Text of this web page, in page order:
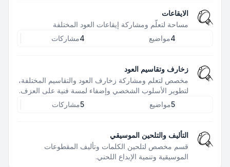
الايقاعات
مساحة لتعلّم ومشاركة إيقاعات العود المختلفة
4مواضيع 4مشاركات
زخارف وتقاسيم العود
مخصص لتعلم ومشاركة زخارف العود والتقاسيم المختلفة،
لتطوير الأسلوب الشخصي وإضفاء لمسة فنية على العزف.
5مواضيع 5مشاركات
التأليف والتلحين الموسيقي
قسم مخصص لتلحين الكلمات وتأليف المقطوعات
الموسيقية وتنمية الإبداع اللحني.